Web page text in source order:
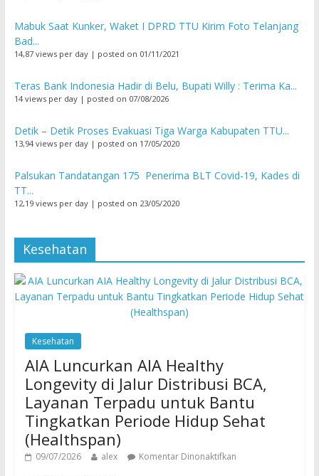
Mabuk Saat Kunker, Waket I DPRD TTU Kirim Foto Telanjang
Bad...
14,87 views per day| posted on 01/11/2021
Teras Bank Indonesia Hadir di Belu, Bupati Willy : Terima Ka...
14 views per day| posted on 07/08/2026
Detik – Detik Proses Evakuasi Tiga Warga Kabupaten TTU...
13,94 views per day| posted on 17/05/2020
Palsukan Tandatangan 175 Penerima BLT Covid-19, Kades di
TT...
12,19 views per day| posted on 23/05/2020
Kesehatan
Kesehatan
AIA Luncurkan AIA Healthy
Longevity di Jalur Distribusi BCA,
Layanan Terpadu untuk Bantu
Tingkatkan Periode Hidup Sehat
(Healthspan)
09/07/2026 alex Komentar Dinonaktifkan